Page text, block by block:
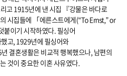
고 1915년에 낸 시집 『강물은 바다로
시집들에 「에른스트에게(“To Ernst,” or
붙이기 시작하였다. 필싱어
고, 1929년에 필싱어와
결혼생활은 비교적 행복했으나, 남편의
것이 중요한 이혼 사유였다.